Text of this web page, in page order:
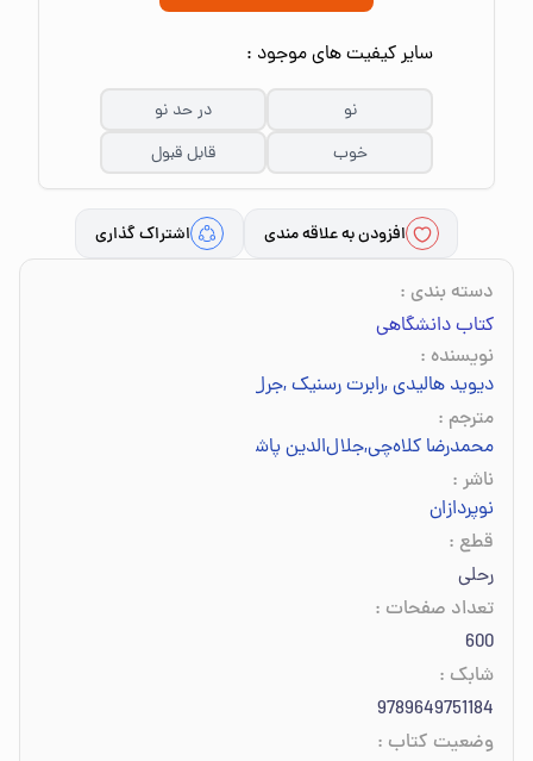
سایر کیفیت های موجود :
نو
در حد نو
خوب
قابل قبول
افزودن به علاقه مندی اشتراک گذاری
دسته بندی :
کتاب دانشگاهی
نویسنده :
دیوید هالیدی,رابرت رسنیک,جرل واکر
مترجم :
محمدرضا کلاه‌چی,جلال‌الدین پاشایی‌راد
ناشر :
نوپردازان
قطع :
رحلی
تعداد صفحات :
600
شابک :
9789649751184
وضعیت کتاب :